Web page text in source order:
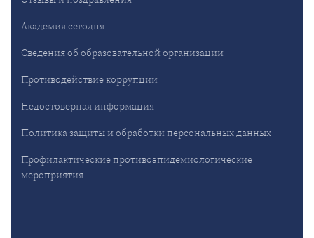
Академия сегодня
Сведения об образовательной организации
Противодействие коррупции
Недостоверная информация
Политика защиты и обработки персональных данных
Профилактические противоэпидемиологические
мероприятия